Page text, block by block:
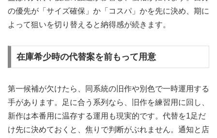
の優先が「サイズ確保」か「コスパ」かを先に決め、期に
よって狙いを切り替えると納得感が続きます。
在庫希少時の代替案を前もって用意
第一候補が欠けたら、同系統の旧作や別色で一時運用する
手があります。足に合う系列なら、旧作を練習用に回し、
新作は本番用に温存する運用も現実的です。代替を1足だ
け先に決めておくと、焦りで判断がぶれません。通知と店